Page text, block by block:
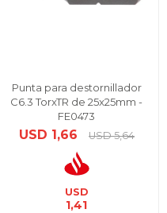
Punta para destornillador
C6.3 TorxTR de 25x25mm -
FE0473
USD 1,66 USD 5,64
USD
1,41